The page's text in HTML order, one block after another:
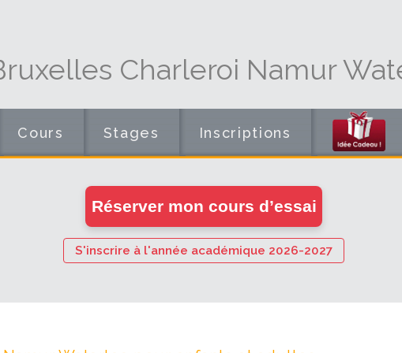
Charleroi Namur
Cours Stages Inscriptions
Réserver mon cours d’essai
S'inscrire à l'année académique 2026-2027